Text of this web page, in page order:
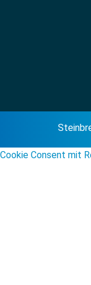
Cookie Consent mit